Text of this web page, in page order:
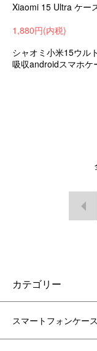
1,880円(内税)
シャオミ小米15ウル
吸収androidスマホケ
カテゴリー
スマートフォンケース